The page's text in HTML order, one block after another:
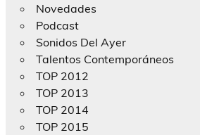
Novedades
Podcast
Sonidos Del Ayer
Talentos Contemporáneos
TOP 2012
TOP 2013
TOP 2014
TOP 2015